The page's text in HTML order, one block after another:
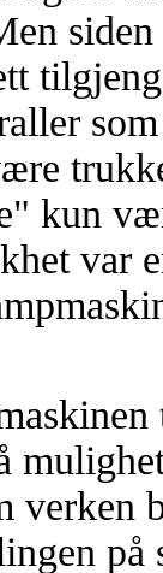
kun
var
verken